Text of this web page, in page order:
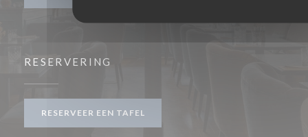
RESERVERING
RESERVEER EEN TAFEL